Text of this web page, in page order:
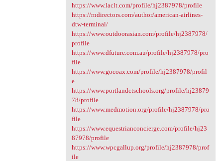
https://www.laclt.com/profile/hj2387978/profile
https://rndirectors.com/author/american-airlines-
dtw-terminal/
https://www.outdoorasian.com/profile/hj2387978/
profile
https://www.dfuture.com.au/profile/hj2387978/pro
file
https://www.gocoax.com/profile/hj2387978/profil
e
https://www.portlandctschools.org/profile/hj23879
78/profile
https://www.medmotion.org/profile/hj2387978/pro
file
https://www.equestrianconcierge.com/profile/hj23
87978/profile
https://www.wpcgallup.org/profile/hj2387978/prof
ile